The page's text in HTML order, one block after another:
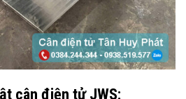
cân điện tử JWS: